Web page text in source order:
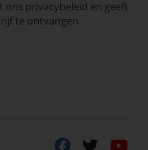
privacybeleid en geeft
te ontvangen.